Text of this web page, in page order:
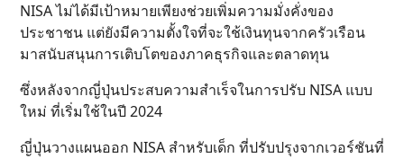
NISA ไม่ได้มีเป้าหมายเพียงช่วยเพิ่มความมั่งคั่งของ
ประชาชน แต่ยังมีความตั้งใจที่จะใช้เงินทุนจากครัวเรือน
มาสนับสนุนการเติบโตของภาคธุรกิจและตลาดทุน
ซึ่งหลังจากญี่ปุ่นประสบความสำเร็จในการปรับ NISA แบบ
ใหม่ ที่เริ่มใช้ในปี 2024
ญี่ปุ่นวางแผนออก NISA สำหรับเด็ก ที่ปรับปรุงจากเวอร์ชันที่